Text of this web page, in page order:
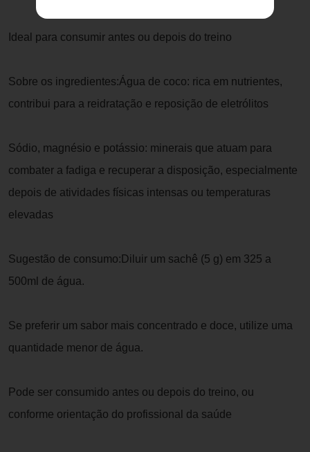
Ideal para consumir antes ou depois do treino
Sobre os ingredientes:Água de coco: rica em nutrientes,
contribui para a reidratação e reposição de eletrólitos
Sódio, magnésio e potássio: minerais que atuam para
combater a fadiga e recuperar a disposição, especialmente
depois de atividades físicas intensas ou temperaturas
elevadas
Sugestão de consumo:Diluir um sachê (5 g) em 325 a
500ml de água.
Se preferir um sabor mais concentrado e doce, utilize uma
quantidade menor de água.
Pode ser consumido antes ou depois do treino, ou
conforme orientação do profissional da saúde